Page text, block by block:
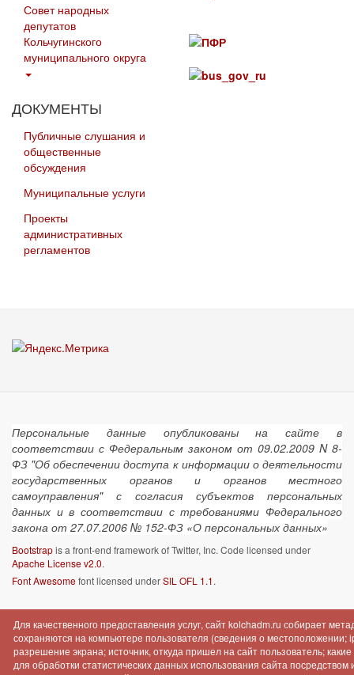
Совет народных
депутатов
Кольчугинского
муниципального округа
ДОКУМЕНТЫ
Публичные слушания и
общественные
обсуждения
Муниципальные услуги
Проекты
административных
регламентов
Персональные данные опубликованы на сайте в
соответствии с Федеральным законом от 09.02.2009 N 8-
ФЗ "Об обеспечении доступа к информации о деятельности
государственных органов и органов местного
самоуправления" с согласия субъектов персональных
данных и в соответствии с требованиями Федерального
закона от 27.07.2006 № 152-ФЗ «О персональных данных»
Bootstrapis a front-end framework of Twitter, Inc. Code licensed under
Apache License v2.0.
Font Awesomefont licensed underSIL OFL 1.1.
Для качественного предоставления услуг, сайт kolchadm.ru собирает
сохраняются на компьютере пользователя (сведения о местоположении;
разрешение экрана; источник, откуда пришел на сайт пользователь;
для обработки статистических данных использования сайта